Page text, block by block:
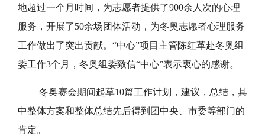
地超过一个月时间，为志愿者提供了900余人次的心理
服务，开展了50余场团体活动，为冬奥志愿者心理服务
工作做出了突出贡献。“中心”项目主管陈红革赴冬奥组
委工作3个月，冬奥组委致信“中心”表示衷心的感谢。
冬奥赛会期间起草10篇工作计划，建议，总结，其
中整体方案和整体总结先后得到团中央、市委等部门的
肯定。